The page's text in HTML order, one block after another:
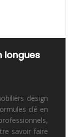
longues
design
clé en
savoir faire